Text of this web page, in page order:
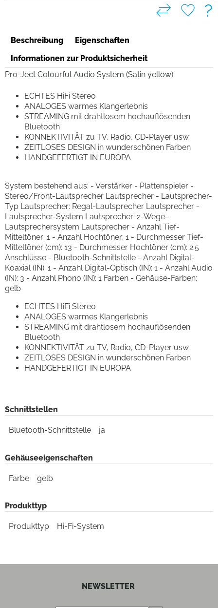
?
Beschreibung
Eigenschaften
Informationen zur Produktsicherheit
Pro-Ject Colourful Audio System (Satin yellow)
ECHTES HiFi Stereo
ANALOGES warmes Klangerlebnis
STREAMING mit drahtlosem hochauflösenden
Bluetooth
KONNEKTIVITÄT zu TV, Radio, CD-Player usw.
ZEITLOSES DESIGN in wunderschönen Farben
HANDGEFERTIGT IN EUROPA
System bestehend aus: - Verstärker - Plattenspieler -
Stereo/Front-Lautsprecher Lautsprecher - Lautsprecher-
Typ Lautsprecher: Regal-Lautsprecher Lautsprecher -
Lautsprecher-System Lautsprecher: 2-Wege-
Lautsprechersystem Lautsprecher - Anzahl Tief-
Mitteltöner: 1 - Anzahl Hochtöner: 1 - Durchmesser Tief-
Mitteltöner (cm): 13 - Durchmesser Hochtöner (cm): 2.5
Anschlüsse - Bluetooth-Schnittstelle - Anzahl Digital-
Koaxial (IN): 1 - Anzahl Digital-Optisch (IN): 1 - Anzahl Audio
(IN): 3 - Anzahl Phono (IN): 1 Farben - Gehäuse-Farben:
gelb
ECHTES HiFi Stereo
ANALOGES warmes Klangerlebnis
STREAMING mit drahtlosem hochauflösenden
Bluetooth
KONNEKTIVITÄT zu TV, Radio, CD-Player usw.
ZEITLOSES DESIGN in wunderschönen Farben
HANDGEFERTIGT IN EUROPA
Schnittstellen
Bluetooth-Schnittstelle ja
Gehäuseeigenschaften
Farbe gelb
Produkttyp
Produkttyp Hi-Fi-System
NEWSLETTER